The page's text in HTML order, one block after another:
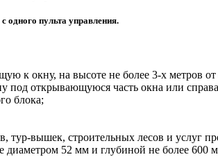
одного пульта управления.
к окну, на высоте не более 3-х метров
открывающуюся часть окна или
блока;
тур-вышек, строительных лесов и услуг
диаметром 52 мм и глубиной не более 600